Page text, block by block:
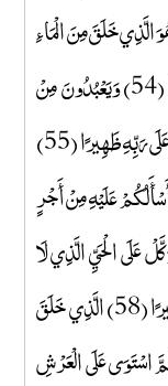
بَرْزَخًا وَحِجْرًا مَحْجُورًا (53) وَهُوَ الَّذِي خَلَقَ مِنَ الْمَاءِ
بَشَرًا فَجَعَلَهُ نَسَبًا وَصِهْرًا وَكَانَ رَبُّكَ قَدِيرًا (54) وَيَعْبُدُونَ مِنْ
دُونِ اللَّهِ مَا لَا يَنْفَعُهُمْ وَلَا يَضُرُّهُمْ وَكَانَ الْكَافِرُ عَلَى رَبِّهِ ظَهِيرًا (55)
وَنَذِيرًا (56) قُلْ مَا أَسْأَلُكُمْ عَلَيْهِ مِنْ أَجْرٍ
إِلَى رَبِّهِ سَبِيلًا (57) وَتَوَكَّلْ عَلَى الْحَيِّ الَّذِي لَا
يَمُوتُ وَسَبِّحْ بِحَمْدِهِ وَكَفَى بِهِ بِذُنُوبِ عِبَادِهِ خَبِيرًا (58) الَّذِي خَلَقَ
اسْتَوَى عَلَى الْعَرْشِ